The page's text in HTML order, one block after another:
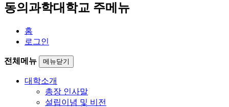
동의과학대학교 주메뉴
홈
로그인
전체메뉴 메뉴닫기
대학소개
총장 인사말
설립이념 및 비전